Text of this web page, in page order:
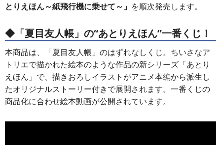
とりえほん～紙飛行機に乗せて～」 を順次発売します。
◆「夏目友人帳」の“あとりえほん”一番くじ！
本商品は、「夏目友人帳」のはずれなしくじ。ちいさなア
トリエで描かれた絵本のような作品の新シリーズ「あとり
えほん」で、描きおろしイラストがアニメ本編から派生し
たオリジナルストーリー付きで展開されます。一番くじの
商品化に合わせ絵本動画が公開されています。